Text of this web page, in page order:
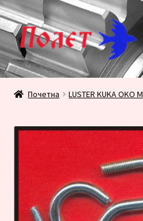
Прескочи
на
навигацију
Скочи
на
садржај
Почетак
Плаћање
Почетна LUSTER KUKA OKO M